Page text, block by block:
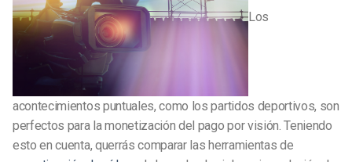
Los
acontecimientos puntuales, como los partidos deportivos, son
perfectos para la monetización del pago por visión. Teniendo
esto en cuenta, querrás comparar las herramientas de